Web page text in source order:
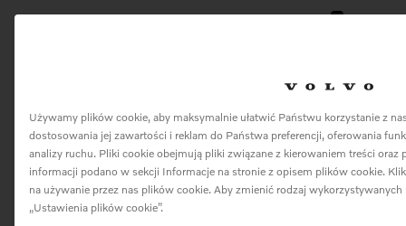
Używamy plików cookie, aby maksymalnie ułatwić Państwu korzystanie z
dostosowania jej zawartości i reklam do Państwa preferencji, oferowania
analizy ruchu. Pliki cookie obejmują pliki związane z kierowaniem treści oraz
informacji podano w sekcji Informacje na stronie z opisem plików cookie.
na używanie przez nas plików cookie. Aby zmienić rodzaj
„Ustawienia plików cookie”.
Volvo Car Poland z ponad
7% wzrostem rejestracji w
kwietniu 2025 roku